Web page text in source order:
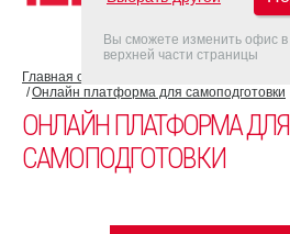
Главная страница
Онлайн платформа для самоподготовки
ОНЛАЙН ПЛАТФОРМА ДЛЯ
САМОПОДГОТОВКИ
Вы сможете изменить офис
верхней части страницы